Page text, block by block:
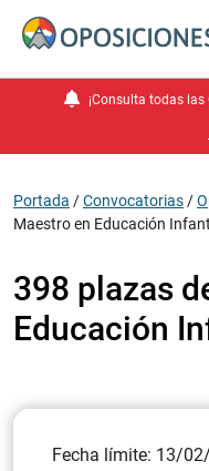
¡Consulta todas
Portada /Convocatorias /
Maestro en Educación
398 plazas
Educación
Fecha límite: 13/